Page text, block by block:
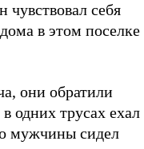
себя
в этом поселке
они обратили
одних трусах ехал
мужчины сидел